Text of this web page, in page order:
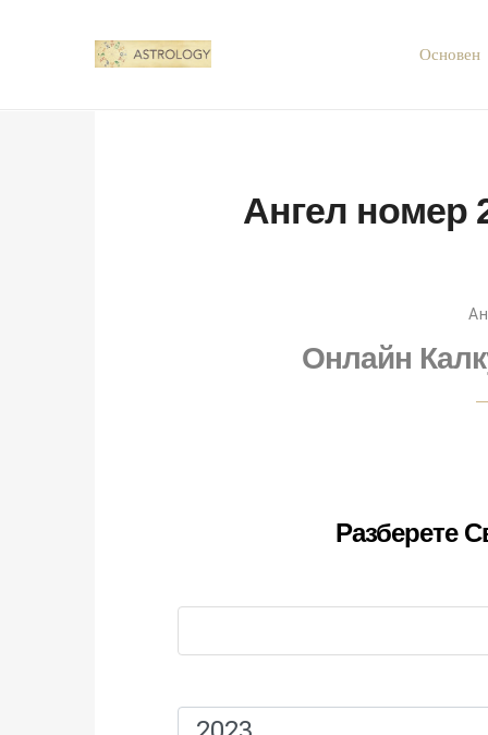
Основен
Ангел номер
Онлайн
Разберете